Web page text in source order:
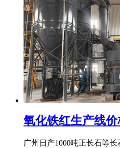
氧化铁红生产线
广州日产1000吨正长石等